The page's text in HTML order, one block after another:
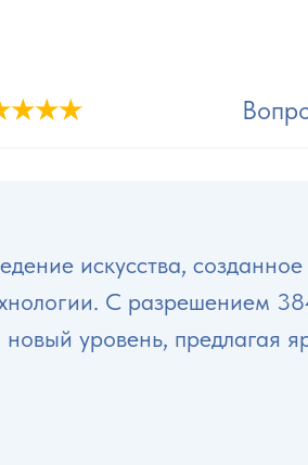
искусства,
С разрешением
уровень, предлагая